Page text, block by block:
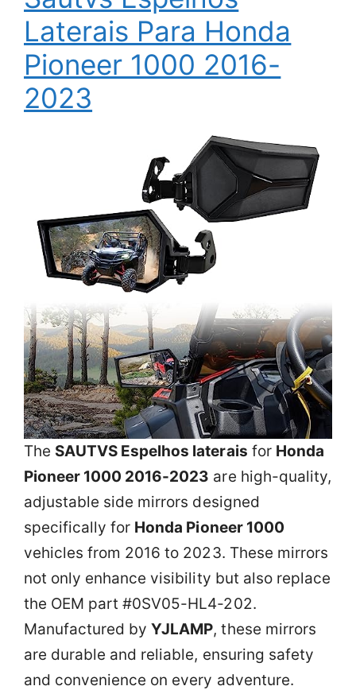
Laterais Para Honda
Pioneer 1000 2016-
2023
The SAUTVS Espelhos laterais for Honda
Pioneer 1000 2016-2023 are high-quality,
adjustable side mirrors designed
specifically for Honda Pioneer 1000
vehicles from 2016 to 2023. These mirrors
not only enhance visibility but also replace
the OEM part #0SV05-HL4-202.
Manufactured byYJLAMP, these mirrors
are durable and reliable, ensuring safety
and convenience on every adventure.